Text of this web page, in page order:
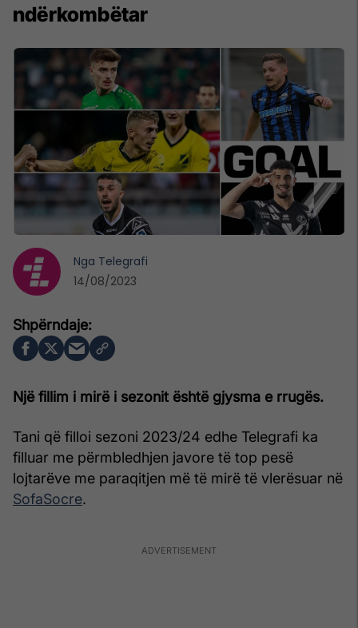
ndërkombëtar
Një fillim i mirë i sezonit është gjysma e rrugës.
Tani që filloi sezoni 2023/24 edhe Telegrafi ka
filluar me përmbledhjen javore të top pesë
lojtarëve me paraqitjen më të mirë të vlerësuar në
SofaSocre.
Nga Telegrafi
14/08/2023